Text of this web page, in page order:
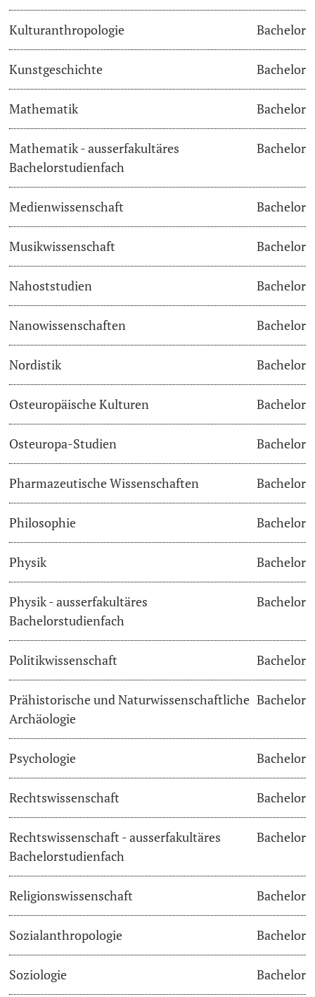
Inclusive University
Support Services Guide
Learning & Teaching
AI in learning and teaching
Digital learning
Language Center
Learning Spaces
Lernbörse
Kulturanthropologie Bachelor
Kunstgeschichte Bachelor
Mathematik Bachelor
Mathematik - ausserfakultäres
Bachelorstudienfach
Bachelor
Medienwissenschaft Bachelor
Musikwissenschaft Bachelor
Nahoststudien Bachelor
Nanowissenschaften Bachelor
Nordistik Bachelor
Osteuropäische Kulturen Bachelor
Osteuropa-Studien Bachelor
Pharmazeutische Wissenschaften Bachelor
Philosophie Bachelor
Physik Bachelor
Physik - ausserfakultäres
Bachelorstudienfach
Bachelor
Politikwissenschaft Bachelor
Prähistorische und Naturwissenschaftliche
Archäologie
Bachelor
Psychologie Bachelor
Rechtswissenschaft Bachelor
Rechtswissenschaft - ausserfakultäres
Bachelorstudienfach
Bachelor
Religionswissenschaft Bachelor
Sozialanthropologie Bachelor
Soziologie Bachelor